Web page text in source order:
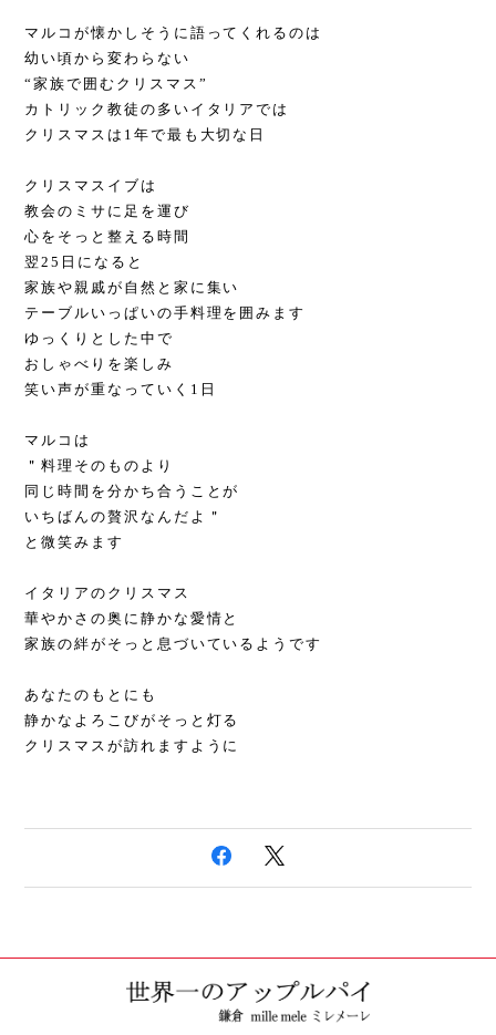
マルコが懐かしそうに語ってくれるのは
幼い頃から変わらない
“家族で囲むクリスマス”
カトリック教徒の多いイタリアでは
クリスマスは1年で最も大切な日
クリスマスイブは
教会のミサに足を運び
心をそっと整える時間
翌25日になると
家族や親戚が自然と家に集い
テーブルいっぱいの手料理を囲みます
ゆっくりとした中で
おしゃべりを楽しみ
笑い声が重なっていく1日
マルコは
＂料理そのものより
同じ時間を分かち合うことが
いちばんの贅沢なんだよ＂
と微笑みます
イタリアのクリスマス
華やかさの奥に静かな愛情と
家族の絆がそっと息づいているようです
あなたのもとにも
静かなよろこびがそっと灯る
クリスマスが訪れますように